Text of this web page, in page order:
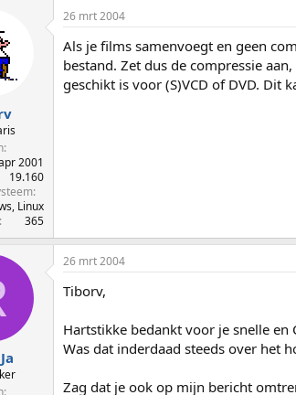
2001
19.160
Linux
365
26 mrt 2004
Als je films samenvoegt en geen
bestand. Zet dus de compressie
geschikt is voor (S)VCD of DVD. Dit
26 mrt 2004
Tiborv,
Hartstikke bedankt voor je snelle en
Was dat inderdaad steeds over het
Zag dat je ook op mijn bericht